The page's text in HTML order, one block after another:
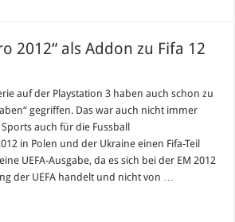
2012“ als Addon zu Fifa 12
auf der Playstation 3 haben auch schon zu
gegriffen. Das war auch nicht immer
auch für die Fussball
in Polen und der Ukraine einen Fifa-Teil
UEFA-Ausgabe, da es sich bei der EM 2012
der UEFA handelt und nicht von …